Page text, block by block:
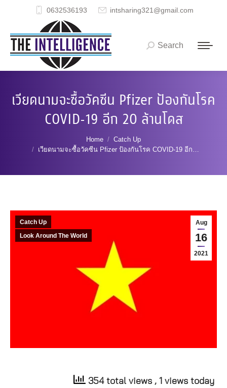
0632536193 intsharing321@gmail.com
Search:
Search
เวียดนามจะซื้อวัคซีน Pfizer ป้องกันโรค
COVID-19 อีก 20 ล้านโดส
Home
Catch Up
เวียดนามจะซื้อวัคซีน Pfizer ป้องกันโรค COVID-19 อีก…
Aug
16
2021
Catch Up
Look Around The World
354 total views , 1 views today